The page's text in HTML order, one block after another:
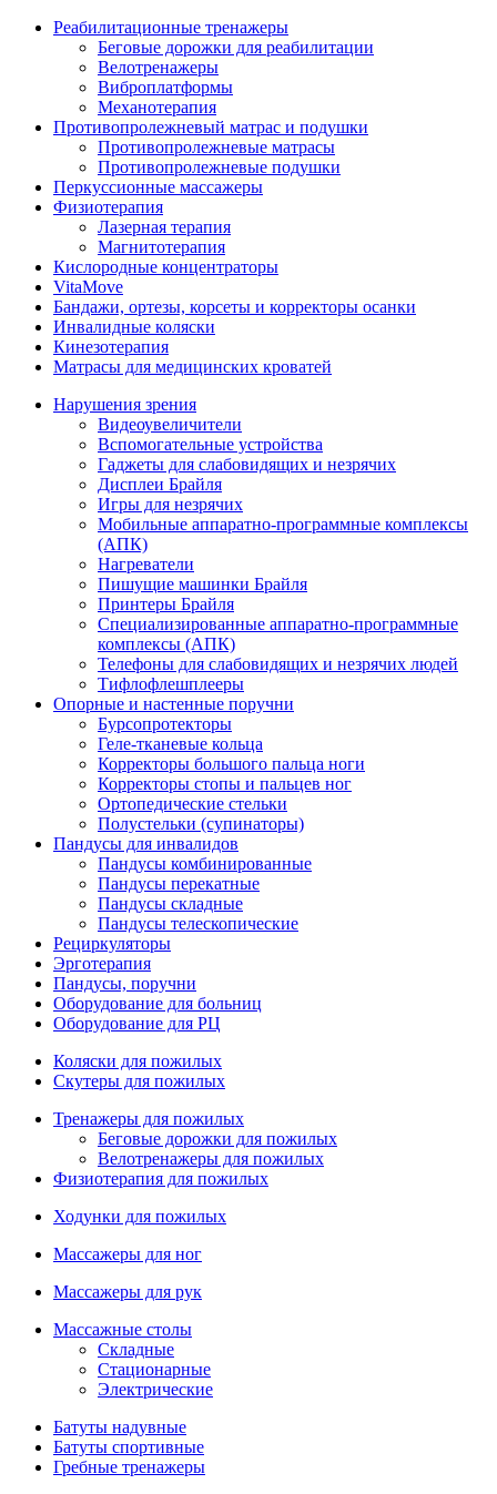
Реабилитационные тренажеры
Беговые дорожки для реабилитации
Велотренажеры
Виброплатформы
Механотерапия
Противопролежневый матрас и подушки
Противопролежневые матрасы
Противопролежневые подушки
Перкуссионные массажеры
Физиотерапия
Лазерная терапия
Магнитотерапия
Кислородные концентраторы
VitaMove
Бандажи, ортезы, корсеты и корректоры осанки
Инвалидные коляски
Кинезотерапия
Матрасы для медицинских кроватей
Нарушения зрения
Видеоувеличители
Вспомогательные устройства
Гаджеты для слабовидящих и незрячих
Дисплеи Брайля
Игры для незрячих
Мобильные аппаратно-программные комплексы
(АПК)
Нагреватели
Пишущие машинки Брайля
Принтеры Брайля
Специализированные аппаратно-программные
комплексы (АПК)
Телефоны для слабовидящих и незрячих людей
Тифлофлешплееры
Опорные и настенные поручни
Бурсопротекторы
Геле-тканевые кольца
Корректоры большого пальца ноги
Корректоры стопы и пальцев ног
Ортопедические стельки
Полустельки (супинаторы)
Пандусы для инвалидов
Пандусы комбинированные
Пандусы перекатные
Пандусы складные
Пандусы телескопические
Рециркуляторы
Эрготерапия
Пандусы, поручни
Оборудование для больниц
Оборудование для РЦ
Коляски для пожилых
Скутеры для пожилых
Тренажеры для пожилых
Беговые дорожки для пожилых
Велотренажеры для пожилых
Физиотерапия для пожилых
Ходунки для пожилых
Массажеры для ног
Массажеры для рук
Массажные столы
Складные
Стационарные
Электрические
Батуты надувные
Батуты спортивные
Гребные тренажеры